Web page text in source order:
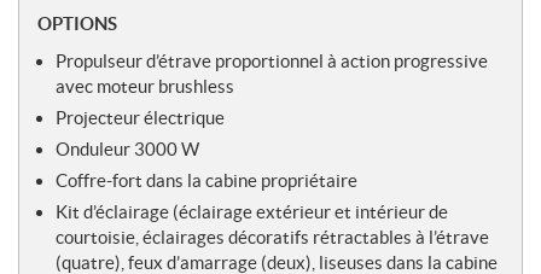
OPTIONS
Propulseur d’étrave proportionnel à action progressive
avec moteur brushless
Projecteur électrique
Onduleur 3000 W
Coffre-fort dans la cabine propriétaire
Kit d’éclairage (éclairage extérieur et intérieur de
courtoisie, éclairages décoratifs rétractables à l’étrave
(quatre), feux d’amarrage (deux), liseuses dans la cabine